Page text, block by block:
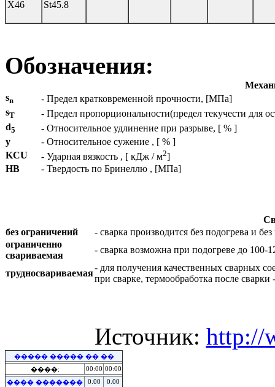
X46 St45.8
Обозначения:
sв
- Предел кратковременной прочности, [МПа]
sT
- Предел пропорциональности(предел текучести для
d5
- Относительное удлинение при разрыве, [ % ]
y
- Относительное сужение , [ % ]
KCU
- Ударная вязкость , [ кДж / м2]
HB
- Твердость по Бринеллю , [МПа]
без ограничений
- сварка производится без подогрева и
ограниченно
свариваемая
- сварка возможна при подогреве до 100-
трудносвариваемая
- для получения качественных сварных
при сварке, термообработка после сварки
Источник: http://
����� ����� �� ��
����:
00:00 00:00
���� �������
0.00
0.00